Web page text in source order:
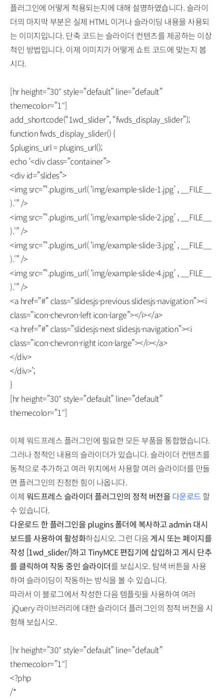
플러그인에 어떻게 적용되는지에 대해 설명하였습니다. 슬라이
더의 마지막 부분은 실제 HTML 이거나 슬라이딩 내용을 사용되
는 이미지입니다. 단축 코드는 슬라이더 컨텐츠를 제공하는 이상
적인 방법입니다. 이제 이미지가 어떻게 쇼트 코드에 맞는지 봅
시다.
[hr height=”30″ style=”default” line=”default”
themecolor=”1″]
add_shortcode(“1wd_slider”, “fwds_display_slider”);
function fwds_display_slider() {
$plugins_url = plugins_url();
echo ‘<div class=”container”>
<div id=”slides”>
<img src=”‘.plugins_url( ‘img/example-slide-1.jpg’ , __FILE__
).'” />
<img src=”‘.plugins_url( ‘img/example-slide-2.jpg’ , __FILE__
).'” />
<img src=”‘.plugins_url( ‘img/example-slide-3.jpg’ , __FILE__
).'” />
<img src=”‘.plugins_url( ‘img/example-slide-4.jpg’ , __FILE__
).'” />
<a href=”#” class=”slidesjs-previous slidesjs-navigation”><i
class=”icon-chevron-left icon-large”></i></a>
<a href=”#” class=”slidesjs-next slidesjs-navigation”><i
class=”icon-chevron-right icon-large”></i></a>
</div>
</div>’;
}
[hr height=”30″ style=”default” line=”default”
themecolor=”1″]
이제 워드프레스 플러그인에 필요한 모든 부품을 통합했습니다.
그러나 정적인 내용의 슬라이더가 있습니다. 슬라이더 컨텐츠를
동적으로 추가하고 여러 위치에서 사용할 여러 슬라이더를 만들
면 플러그인의 진정한 힘이 나옵니다.
이제 워드프레스 슬라이더 플러그인의 정적 버전을 다운로드 할
수 있습니다.
다운로드 한 플러그인을 plugins 폴더에 복사하고 admin 대시
보드를 사용하여 활성화하십시오. 그런 다음 게시 또는 페이지를
작성 [1wd_slider/]하고 TinyMCE 편집기에 삽입하고 게시 단추
를 클릭하여 작동 중인 슬라이더를 보십시오. 탐색 버튼을 사용
하여 슬라이딩이 작동하는 방식을 볼 수 있습니다.
따라서 이 블로그에서 작성한 다음 템플릿을 사용하여 여러
jQuery 라이브러리에 대한 슬라이더 플러그인의 정적 버전을 시
험해 보십시오.
[hr height=”30″ style=”default” line=”default”
themecolor=”1″]
<?php
/*